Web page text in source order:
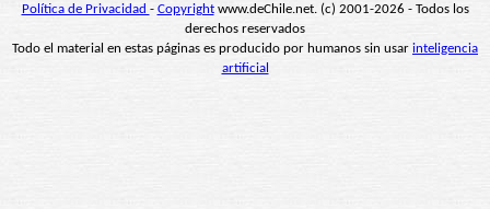
Política de Privacidad - Copyrightwww.deChile.net. (c) 2001-2026 - Todos los
derechos reservados
Todo el material en estas páginas es producido por humanos sin usar inteligencia
artificial